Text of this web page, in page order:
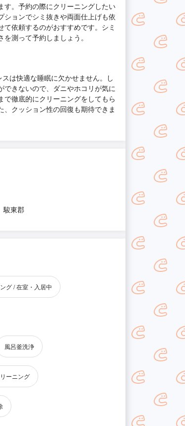
す。予約の際にクリーニングしたい
ションでシミ抜きや両面仕上げも依
依頼するのがおすすめです。シミ
測って予約しましょう。
は快適な睡眠に欠かせません。し
きないので、ダニやホコリが気に
徹底的にクリーニングをしてもら
クッション性の回復も期待できま
駿東郡
グ / 在室・入居中
風呂釜洗浄
ーニング